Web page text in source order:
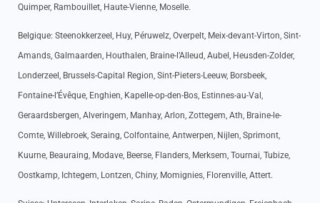
Quimper, Rambouillet, Haute-Vienne, Moselle.
Belgique: Steenokkerzeel, Huy, Péruwelz, Overpelt, Meix-devant-Virton, Sint-
Amands, Galmaarden, Houthalen, Braine-l’Alleud, Aubel, Heusden-Zolder,
Londerzeel, Brussels-Capital Region, Sint-Pieters-Leeuw, Borsbeek,
Fontaine-l’Évêque, Enghien, Kapelle-op-den-Bos, Estinnes-au-Val,
Geraardsbergen, Alveringem, Manhay, Arlon, Zottegem, Ath, Braine-le-
Comte, Willebroek, Seraing, Colfontaine, Antwerpen, Nijlen, Sprimont,
Kuurne, Beauraing, Modave, Beerse, Flanders, Merksem, Tournai, Tubize,
Oostkamp, Ichtegem, Lontzen, Chiny, Momignies, Florenville, Attert.